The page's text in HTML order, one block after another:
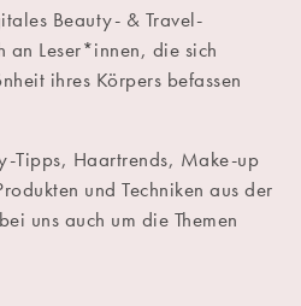
Beauty- & Travel-
an Leser*innen, die sich
ihres Körpers befassen
Tipps, Haartrends, Make-up
und Techniken aus der
uns auch um die Themen